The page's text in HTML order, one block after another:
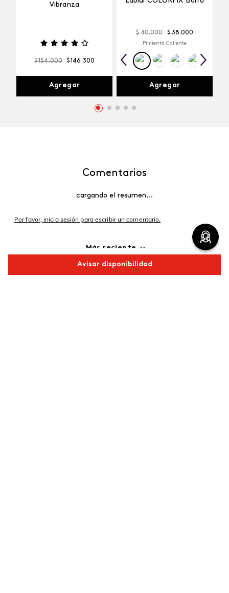
Avisar disponibilidad
Vibranza
$154.000 $146 .300
Agregar
$ 40.000 $ 38.000
Pimienta Caliente
Agregar
Comentarios
cargando el resumen…
Por favor, inicia sesión para escribir un comentario.
Más reciente
Cargando comentarios…